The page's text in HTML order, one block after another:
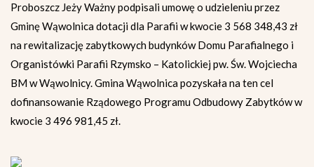
Proboszcz Jeży Ważny podpisali umowę o udzieleniu przez
Gminę Wąwolnica dotacji dla Parafii w kwocie 3 568 348,43 zł
na rewitalizację zabytkowych budynków Domu Parafialnego i
Organistówki Parafii Rzymsko – Katolickiej pw. Św. Wojciecha
BM w Wąwolnicy. Gmina Wąwolnica pozyskała na ten cel
dofinansowanie Rządowego Programu Odbudowy Zabytków w
kwocie 3 496 981,45 zł.